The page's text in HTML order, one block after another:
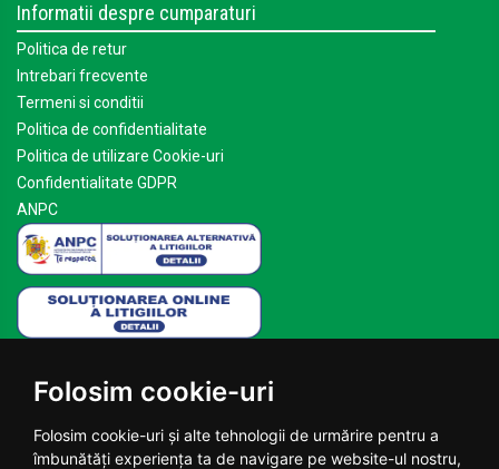
Folosim cookie-uri
Folosim cookie-uri și alte tehnologii de urmărire pentru a
îmbunătăți experiența ta de navigare pe website-ul nostru,
Informatii despre cumparaturi
Politica de retur
Intrebari frecvente
Termeni si conditii
Politica de confidentialitate
Politica de utilizare Cookie-uri
Confidentialitate GDPR
ANPC
Acasa
Despre noi
Blog